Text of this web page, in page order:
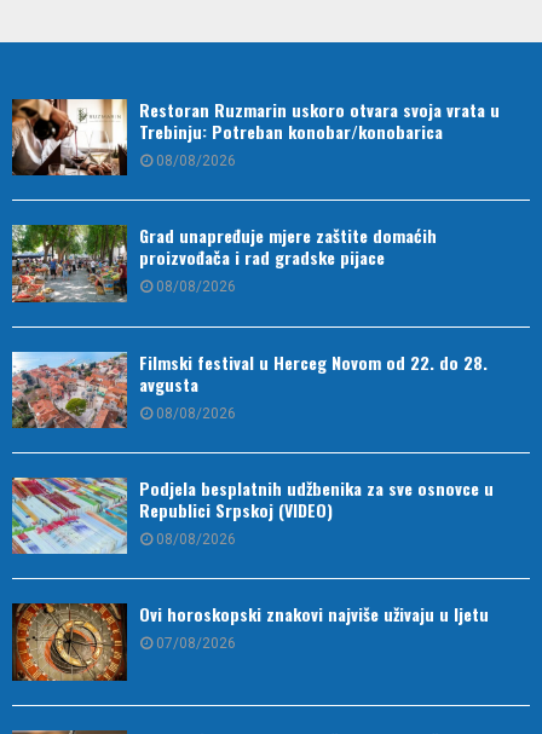
Restoran Ruzmarin uskoro otvara svoja vrata u
Trebinju: Potreban konobar/konobarica
08/08/2026
Grad unapređuje mjere zaštite domaćih
proizvođača i rad gradske pijace
08/08/2026
Filmski festival u Herceg Novom od 22. do 28.
avgusta
08/08/2026
Podjela besplatnih udžbenika za sve osnovce u
Republici Srpskoj (VIDEO)
08/08/2026
Ovi horoskopski znakovi najviše uživaju u ljetu
07/08/2026